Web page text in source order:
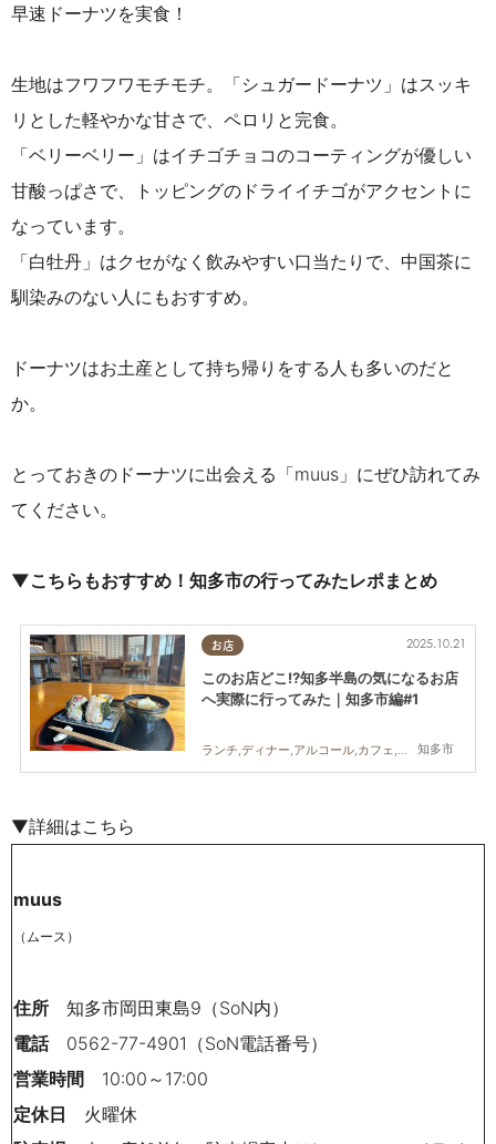
早速ドーナツを実食！
生地はフワフワモチモチ。 「シュガードーナツ」はスッキ
リとした軽やかな甘さで、ペロリと完食。
「ベリーベリー」はイチゴチョコのコーティングが優しい
甘酸っぱさで、トッピングのドライイチゴがアクセントに
なっています。
「白牡丹」はクセがなく飲みやすい口当たりで、中国茶に
馴染みのない人にもおすすめ。
ドーナツはお土産として持ち帰りをする人も多いのだと
か。
とっておきのドーナツに出会える「muus」にぜひ訪れてみ
てください。
▼こちらもおすすめ！知多市の行ってみたレポまとめ
お店
知多市
2025.10.21
このお店どこ!?知多半島の気になるお店
へ実際に行ってみた｜知多市編#1
ランチ,ディナー,アルコール,カフェ,スイーツ,テイクアウト,まちネタ,まとめ記事,行ってみたレポ
▼詳細はこちら
muus
（ムース）
住所 知多市岡田東島9（SoN内）
電話0562-77-4901（SoN電話番号）
営業時間 10:00～17:00
定休日 火曜休